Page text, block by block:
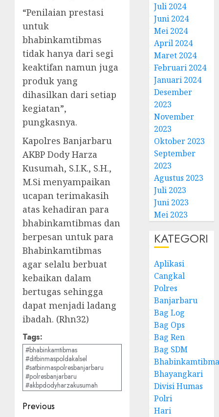
“Penilaian prestasi
untuk
bhabinkamtibmas
tidak hanya dari segi
keaktifan namun juga
produk yang
dihasilkan dari setiap
kegiatan”,
pungkasnya.
Kapolres Banjarbaru
AKBP Dody Harza
Kusumah, S.I.K., S.H.,
M.Si menyampaikan
ucapan terimakasih
atas kehadiran para
bhabinkamtibmas dan
berpesan untuk para
Bhabinkamtibmas
agar selalu berbuat
kebaikan dalam
bertugas sehingga
dapat menjadi ladang
ibadah. (Rhn32)
Tags:
#bhabinkamtibmas
#ditbinmaspoldakalsel
#satbinmaspolresbanjarbaru
#polresbanjarbaru
#akbpdodyharzakusumah
Previous
Juli 2024
Juni 2024
Mei 2024
April 2024
Maret 2024
Februari 2024
Januari 2024
Desember
2023
November
2023
Oktober 2023
September
2023
Agustus 2023
Juli 2023
Juni 2023
Mei 2023
KATEGORI
Aplikasi
Cangkal
Polres
Banjarbaru
Bag Log
Bag Ops
Bag Ren
Bag SDM
Bhayangkari
Divisi Humas
Polri
Hari